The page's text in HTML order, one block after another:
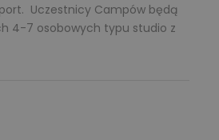
Uczestnicy Campów będą
4-7 osobowych typu studio z